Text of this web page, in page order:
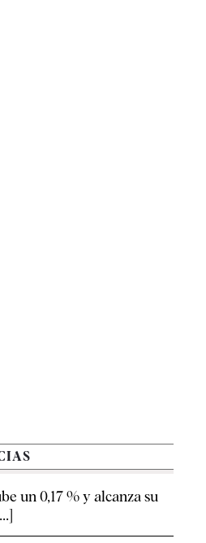
un 0,17 % y alcanza su